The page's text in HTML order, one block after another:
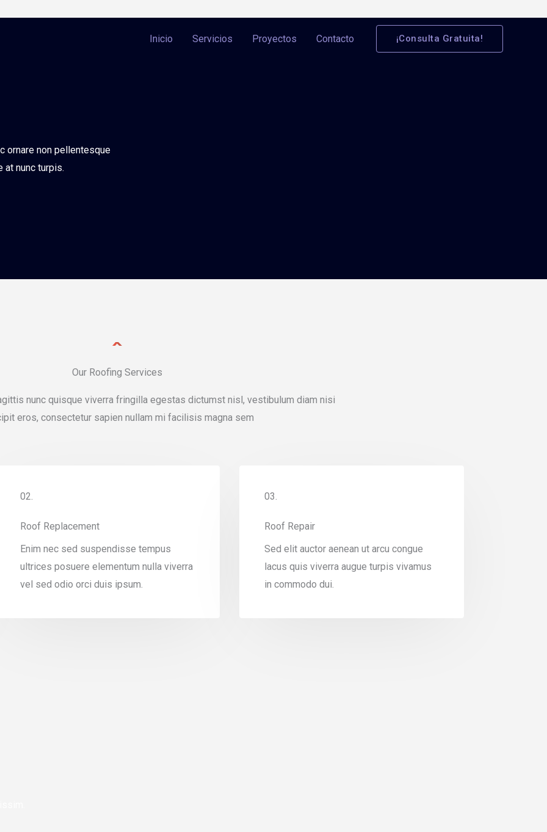
Inicio Servicios Proyectos Contacto ¡Consulta Gratuita!
ornare non pellentesque
at nunc turpis.
Our Roofing Services
nunc quisque viverra fringilla egestas dictumst nisl, vestibulum diam nisi
eros, consectetur sapien nullam mi facilisis magna sem
02.
Roof Replacement
Enim nec sed suspendisse tempus
ultrices posuere elementum nulla viverra
vel sed odio orci duis ipsum.
03.
Roof Repair
Sed elit auctor aenean ut arcu congue
lacus quis viverra augue turpis vivamus
in commodo dui.